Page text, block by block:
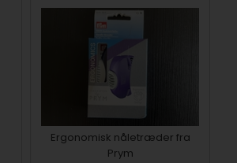
Ergonomisk nåletræder fra
Prym